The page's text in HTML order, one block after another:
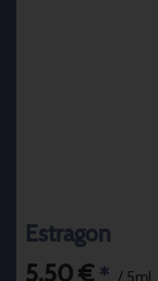
Estragon
5,50 € / 5ml